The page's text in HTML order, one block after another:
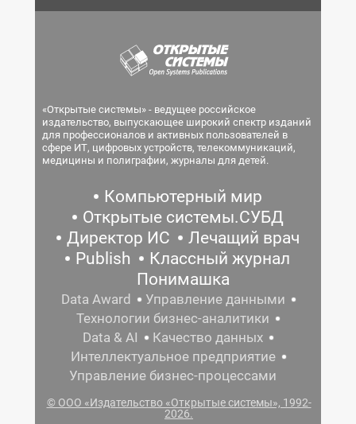
«Открытые системы» - ведущее российское
издательство, выпускающее широкий спектр изданий
для профессионалов и активных пользователей в
сфере ИТ, цифровых устройств, телекоммуникаций,
медицины и полиграфии, журналы для детей.
Компьютерный мир
Открытые системы.СУБД
Директор ИС
Лечащий врач
Publish
Классный журнал
Понимашка
Data Award
Управление данными
Технологии бизнес-аналитики
Data & AI
Качество данных
Интеллектуальное предприятие
Управление бизнес-процессами
© ООО «Издательство «Открытые системы», 1992-
2026.